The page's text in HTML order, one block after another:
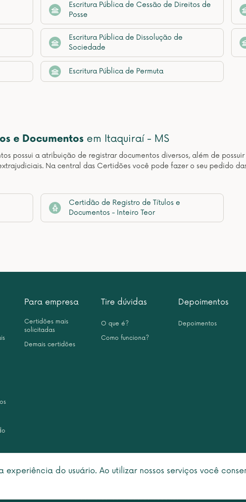
Escritura Pública de Cessão de Direitos de
Posse
Escritura Pública de Dissolução de
Sociedade
Escritura Pública de Permuta
e Documentos em Itaquiraí - MS
possui a atribuição de registrar documentos diversos, além de
Na central das Certidões você pode fazer o seu pedido
Certidão de Registro de Títulos e
Documentos - Inteiro Teor
do usuário. Ao utilizar nossos serviços você
Para empresa
Certidões mais
solicitadas
Demais certidões
Tire dúvidas
O que é?
Como funciona?
Depoimentos
Depoimentos
faleconosco@centraldascertidoes.com.br